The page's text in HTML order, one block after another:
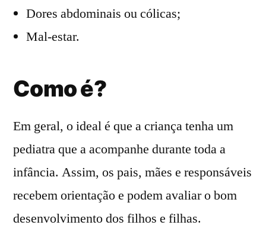
Dores abdominais ou cólicas;
Mal-estar.
Como é?
Em geral, o ideal é que a criança tenha um
pediatra que a acompanhe durante toda a
infância. Assim, os pais, mães e responsáveis
recebem orientação e podem avaliar o bom
desenvolvimento dos filhos e filhas.